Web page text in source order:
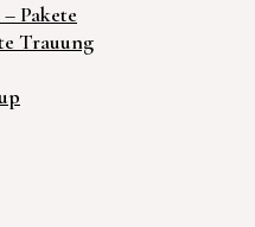
Pakete
Trauung